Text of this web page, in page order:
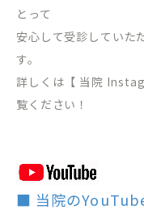
とって
安心して受診していた
す。
詳しくは【 当院
覧ください！
■ 当院の